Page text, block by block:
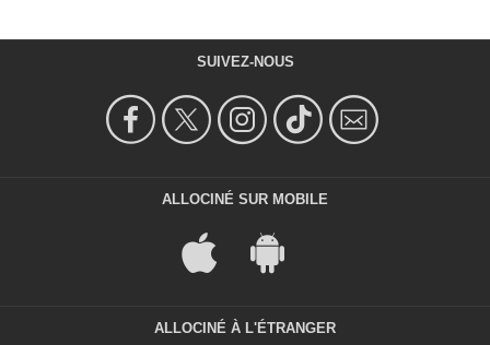
SUIVEZ-NOUS
ALLOCINÉ SUR MOBILE
ALLOCINÉ À L'ÉTRANGER